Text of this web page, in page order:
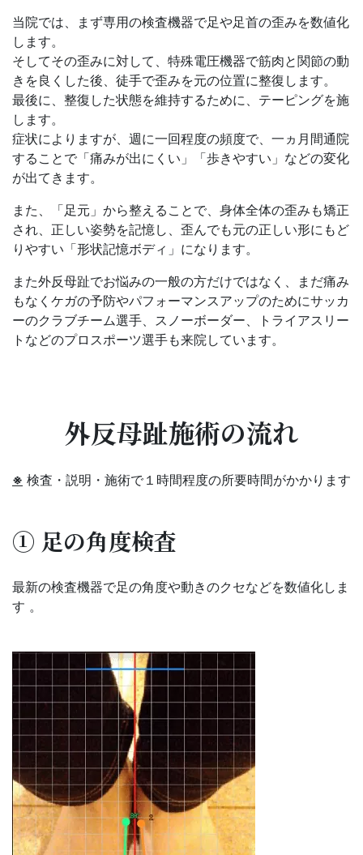
当院では、まず専用の検査機器で足や足首の歪みを数値化
します。
そしてその歪みに対して、特殊電圧機器で筋肉と関節の動
きを良くした後、徒手で歪みを元の位置に整復します。
最後に、整復した状態を維持するために、テーピングを施
します。
症状によりますが、週に一回程度の頻度で、一ヵ月間通院
することで「痛みが出にくい」「歩きやすい」などの変化
が出てきます。
また、「足元」から整えることで、身体全体の歪みも矯正
され、正しい姿勢を記憶し、歪んでも元の正しい形にもど
りやすい「形状記憶ボディ」になります。
また外反母趾でお悩みの一般の方だけではなく、まだ痛み
もなくケガの予防やパフォーマンスアップのためにサッカ
ーのクラブチーム選手、スノーボーダー、トライアスリー
トなどのプロスポーツ選手も来院しています。
外反母趾施術の流れ
※ 検査・説明・施術で１時間程度の所要時間がかかります
① 足の角度検査
最新の検査機器で足の角度や動きのクセなどを数値化しま
す 。